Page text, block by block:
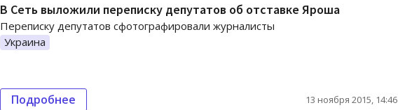
В Сеть выложили переписку депутатов об отставке Яроша
Переписку депутатов сфотографировали журналисты
Украина
Подробнее 13 ноября 2015, 14:46